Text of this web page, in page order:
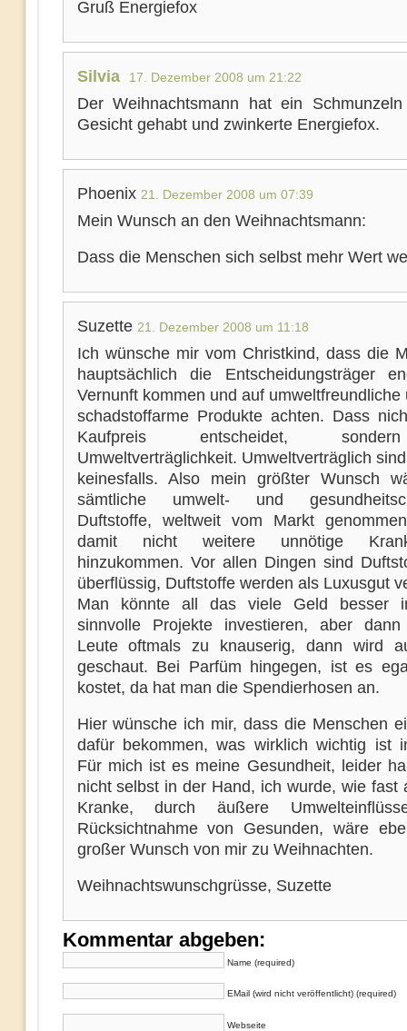
Gruß Energiefox
Silvia 17. Dezember 2008 um 21:22
Der Weihnachtsmann hat ein
Gesicht gehabt und zwinkerte Energiefox.
Phoenix 21. Dezember 2008 um 07:39
Mein Wunsch an den Weihnachtsmann:
Dass die Menschen sich selbst mehr Wert
Suzette 21. Dezember 2008 um 11:18
Ich wünsche mir vom Christkind, dass die
hauptsächlich die Entscheidungsträger
Vernunft kommen und auf umweltfreundliche
schadstoffarme Produkte achten. Dass
Kaufpreis entscheidet,
Umweltverträglichkeit. Umweltverträglich
keinesfalls. Also mein größter Wunsch
sämtliche umwelt- und
Duftstoffe, weltweit vom Markt
damit nicht weitere unnötige
hinzukommen. Vor allen Dingen sind
überflüssig, Duftstoffe werden als Luxusgut
Man könnte all das viele Geld besser
sinnvolle Projekte investieren, aber
Leute oftmals zu knauserig, dann wird
geschaut. Bei Parfüm hingegen, ist es
kostet, da hat man die Spendierhosen an.
Hier wünsche ich mir, dass die Menschen
dafür bekommen, was wirklich wichtig ist
Für mich ist es meine Gesundheit, leider
nicht selbst in der Hand, ich wurde, wie fast
Kranke, durch äußere
Rücksichtnahme von Gesunden, wäre
großer Wunsch von mir zu Weihnachten.
Weihnachtswunschgrüsse, Suzette
Kommentar abgeben:
Name (required)
EMail (wird nicht veröffentlicht) (required)
Webseite